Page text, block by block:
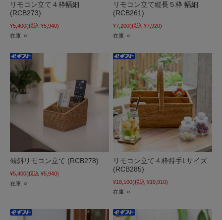
リモコン立て４枠幅細
(RCB273)
¥5,400(税込 ¥5,940)
在庫 ○
リモコン立て縦長５枠 幅細
(RCB261)
¥7,200(税込 ¥7,920)
在庫 ○
傾斜リモコン立て (RCB278)
¥5,400(税込 ¥5,940)
在庫 ○
リモコン立て４枠持手Lサイズ
(RCB285)
¥18,100(税込 ¥19,910)
在庫 ○